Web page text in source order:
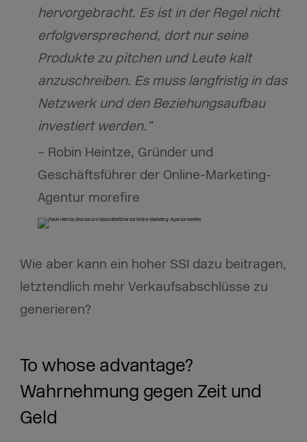
hervorgebracht. Es ist in der Regel nicht
erfolgversprechend, dort nur seine
Produkte zu pitchen und Leute kalt
anzuschreiben. Es muss langfristig in das
Netzwerk und den Beziehungsaufbau
investiert werden.”
– Robin Heintze, Gründerund
Geschäftsführerder Online-Marketing-
Agentur morefire
Wie aber kann ein hoher SSI dazu beitragen,
letztendlich mehr Verkaufsabschlüsse zu
generieren?
To whose advantage?
Wahrnehmung gegen Zeit und
Geld